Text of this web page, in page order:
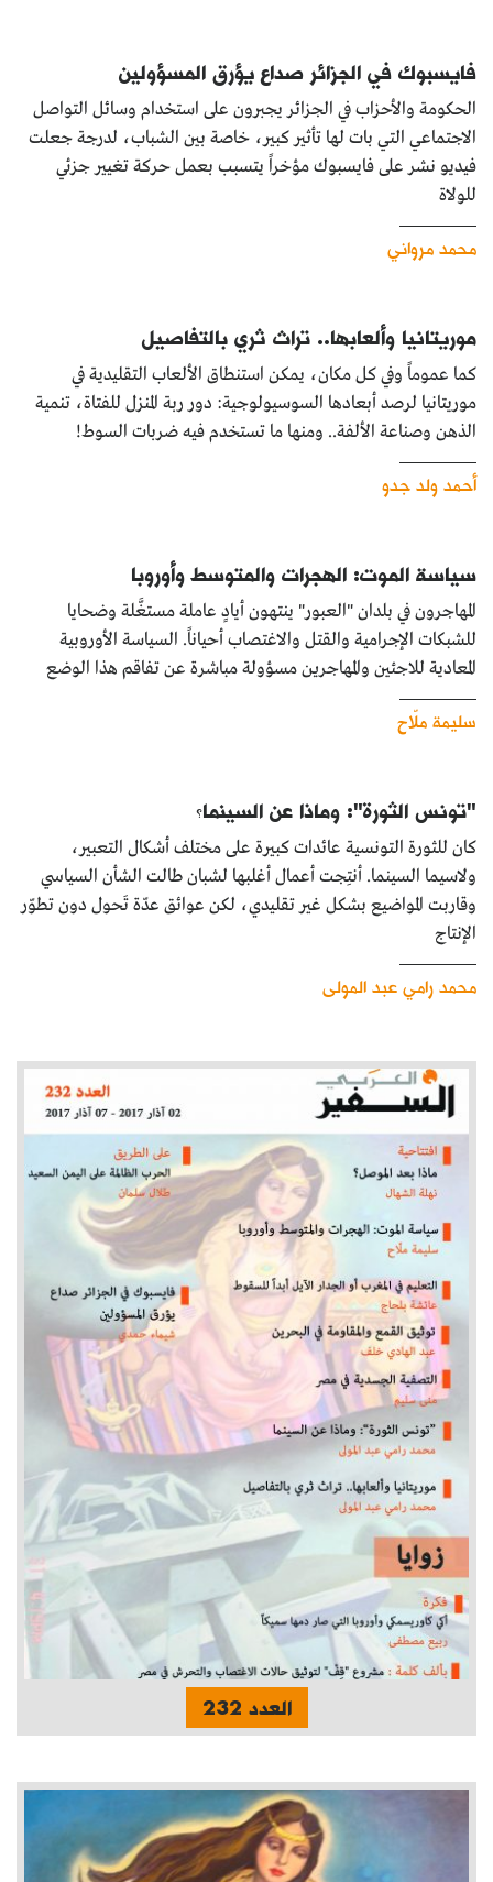
فايسبوك في الجزائر صداع يؤرق المسؤولين
الحكومة والأحزاب في الجزائر يجبرون على استخدام وسائل التواصل
الاجتماعي التي بات لها تأثير كبير، خاصة بين الشباب، لدرجة جعلت
فيديو نشر على فايسبوك مؤخراً يتسبب بعمل حركة تغيير جزئي
للولاة
محمد مرواني
موريتانيا وألعابها.. تراث ثري بالتفاصيل
كما عموماً وفي كل مكان، يمكن استنطاق الألعاب التقليدية في
موريتانيا لرصد أبعادها السوسيولوجية: دور ربة المنزل للفتاة، تنمية
الذهن وصناعة الألفة.. ومنها ما تستخدم فيه ضربات السوط!
أحمد ولد جدو
سياسة الموت: الهجرات والمتوسط وأوروبا
المهاجرون في بلدان "العبور" ينتهون أيادٍ عاملة مستغَّلة وضحايا
للشبكات الإجرامية والقتل والاغتصاب أحياناً. السياسة الأوروبية
المعادية للاجئين والمهاجرين مسؤولة مباشرة عن تفاقم هذا الوضع
سليمة ملّاح
"تونس الثورة": وماذا عن السينما؟
كان للثورة التونسية عائدات كبيرة على مختلف أشكال التعبير،
ولاسيما السينما. أنتِجت أعمال أغلبها لشبان طالت الشأن السياسي
وقاربت المواضيع بشكل غير تقليدي، لكن عوائق عدّة تَحول دون تطوّر
الإنتاج
محمد رامي عبد المولى
العدد 232